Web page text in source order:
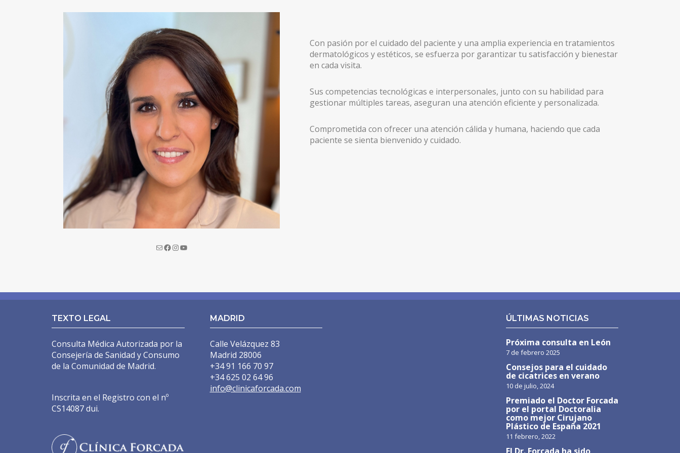
RINOPLASTIA ULTRASÓNICA
OREJAS (OTOPLASTIA)
IMPLANTES FACIALES
BOLA DE BICHAT
PÁRPADO CAÍDO – PTOSIS PALPEBRAL
CIRUGÍA MAMARIA
ARMONIZACIÓN DE PECHO MÍA® FEMTECH™
AUMENTO DE PECHO
AUMENTO DE PECHO VÍA AXILAR
MASTOPEXIA (REDUCCIÓN MAMARIA SIN PRÓTESIS)
MAMA TUBEROSA
GINECOMASTIA
IMPLANTES PECTORALES HOMBRE
CIRUGÍA CORPORAL
LIPOSUCCIÓN EN MADRID
Con pasión por el cuidado del paciente y una amplia experiencia en tratamientos
dermatológicos y estéticos, se esfuerza por garantizar tu satisfacción y bienestar
en cada visita.
Sus competencias tecnológicas e interpersonales, junto con su habilidad para
gestionar múltiples tareas, aseguran una atención eficiente y personalizada.
Comprometida con ofrecer una atención cálida y humana, haciendo que cada
paciente se sienta bienvenido y cuidado.
TEXTO LEGAL
Consulta Médica Autorizada por la
Consejería de Sanidad y Consumo
de la Comunidad de Madrid.
Inscrita en el Registro con el nº
CS14087 dui.
MADRID
Calle Velázquez 83
Madrid 28006
+34 91 166 70 97
+34 625 02 64 96
info@clinicaforcada.com
ÚLTIMAS NOTICIAS
Próxima consulta en León
7 de febrero 2025
Consejos para el cuidado
de cicatrices en verano
10 de julio, 2024
Premiado el Doctor Forcada
por el portal Doctoralia
como mejor Cirujano
Plástico de España 2021
11 febrero, 2022